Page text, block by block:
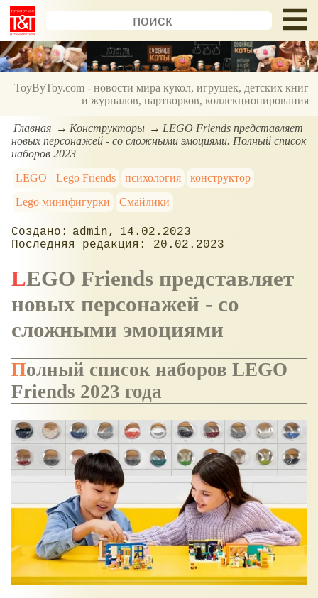
ToyByToy.com - новости мира кукол, игрушек, детских книг
и журналов, партворков, коллекционирования
Главная Конструкторы
LEGO Friends представляет
новых персонажей - со сложными эмоциями. Полный список
наборов 2023
LEGO
Lego Friends психология
конструктор
Lego минифигурки
Смайлики
admin
14.02.2023
20.02.2023
LEGO Friends представляет
новых персонажей - со
сложными эмоциями
Полный список наборов LEGO
Friends 2023 года